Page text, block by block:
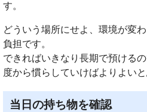
す。
どういう場所にせよ、環境が変
負担です。
できればいきなり長期で預ける
度から慣らしていけばよりよいと
当日の持ち物を確認